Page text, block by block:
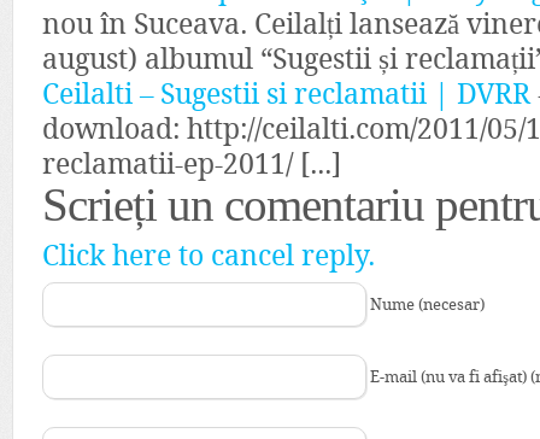
nou în Suceava. Ceilalți lansează
august) albumul “Sugestii și
Ceilalti – Sugestii si reclamatii | DVRR
download: http://ceilalti.com/2011/05/
reclamatii-ep-2011/ [...]
Scrieți un comentariu
Click here to cancel reply.
Nume (necesar)
E-mail (nu va fi afişat)